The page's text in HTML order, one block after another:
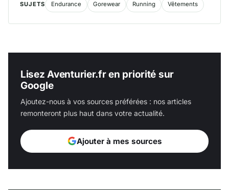
SUJETS Endurance Gorewear Running Vêtements
Lisez Aventurier.fr en priorité sur
Google
Ajoutez-nous à vos sources préférées : nos articles
remonteront plus haut dans votre actualité.
Ajouter à mes sources